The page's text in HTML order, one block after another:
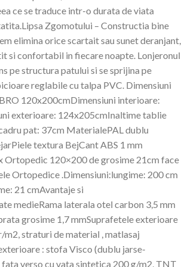
ce se traduce intr-o durata de viata
Zgomotului – Constructia bine
elimina orice scartait sau sunet deranjant,
si confortabil in fiecare noapte. Lonjeronul
pe structura patului si se sprijina pe
reglabile cu talpa PVC. Dimensiuni
120x200cmDimensiuni interioare:
exterioare: 124x205cmInaltime tablie
pat: 37cm MaterialePAL dublu
textura BejCant ABS 1 mm
Ortopedic 120×200 de grosime 21cm face
Ortopedice .Dimensiuni:lungime: 200 cm
21 cmAvantaje si
medieRama laterala otel carbon 3,5 mm
grosime 1,7 mmSuprafetele exterioare
m2, straturi de material , matlasaj
: stofa Visco (dublu jarse-
verso cu vata sintetica 200 g/m2, TNT